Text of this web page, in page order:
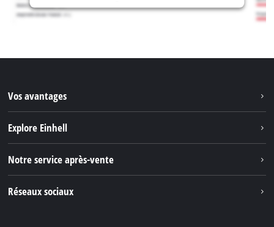
Vos avantages
Explore Einhell
Einhell Germany AG
Notre service après-vente
Réseaux sociaux